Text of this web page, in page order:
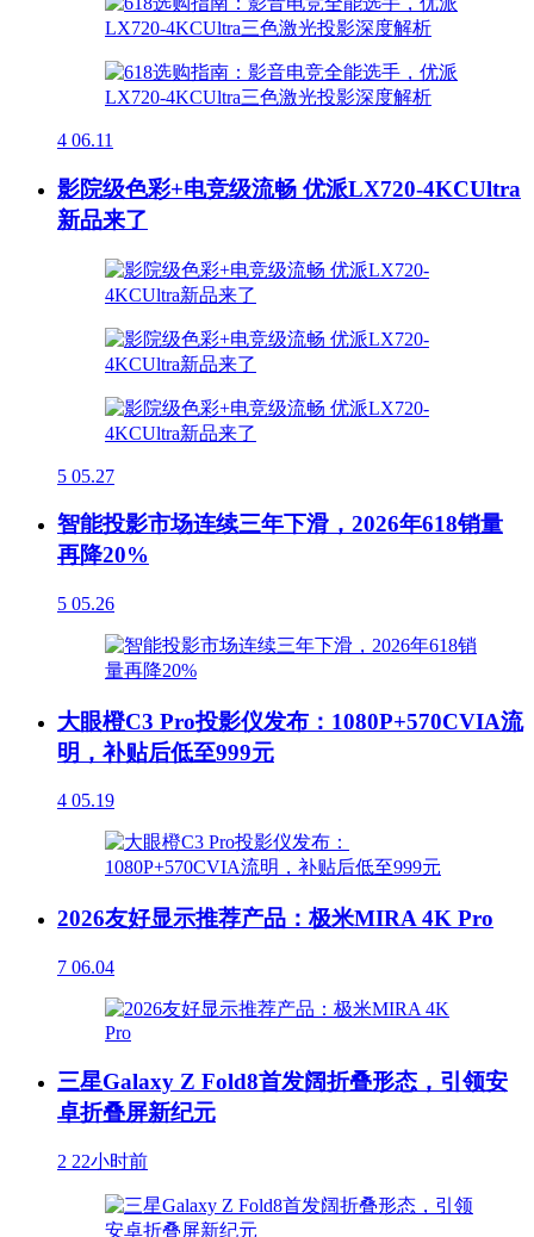
4 06.11
影院级色彩+电竞级流畅 优派LX720-4KCUltra
新品来了
5 05.27
智能投影市场连续三年下滑，2026年618销量
再降20%
5 05.26
大眼橙C3 Pro投影仪发布：1080P+570CVIA流
明，补贴后低至999元
4 05.19
2026友好显示推荐产品：极米MIRA 4K Pro
7 06.04
三星Galaxy Z Fold8首发阔折叠形态，引领安
卓折叠屏新纪元
2 22小时前